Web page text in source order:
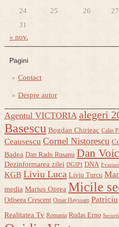
24
25 26 27
31
« nov.
Pagini
Contact
Despre autor
Agentul VICTORIA alegeri
Basescu Bogdan Chirieac Calin
Ceausescu Cornel Nistorescu
Badea Dan Radu Rusanu Dan
Dezinformarea zilei DGIPI DNA
KGB Liviu Luca Liviu Turcu
media Marius Oprea Micile
Odiseea Crescent Omar Hayssam Patriciu
Realitatea Tv Romania Rudas Erno